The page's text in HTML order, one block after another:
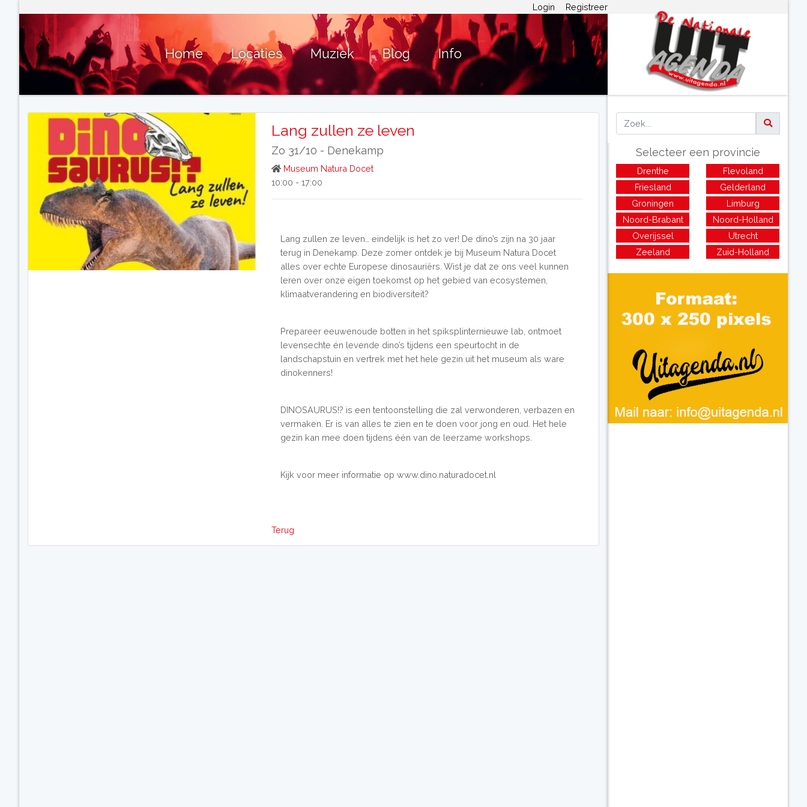
Login Registreer
Home Locaties Muziek Blog Info
Lang zullen ze leven
Zo 31/10 - Denekamp
Museum Natura Docet
10:00 - 17:00
Lang zullen ze leven… eindelijk is het zo ver! De dino’s zijn na 30 jaar
terug in Denekamp. Deze zomer ontdek je bij Museum Natura Docet
alles over echte Europese dinosauriërs. Wist je dat ze ons veel kunnen
leren over onze eigen toekomst op het gebied van ecosystemen,
klimaatverandering en biodiversiteit?
Prepareer eeuwenoude botten in het spiksplinternieuwe lab, ontmoet
levensechte én levende dino’s tijdens een speurtocht in de
landschapstuin en vertrek met het hele gezin uit het museum als ware
dinokenners!
DINOSAURUS!? is een tentoonstelling die zal verwonderen, verbazen en
vermaken. Er is van alles te zien en te doen voor jong en oud. Het hele
gezin kan mee doen tijdens één van de leerzame workshops.
Kijk voor meer informatie op www.dino.naturadocet.nl
Terug
Selecteer een provincie
Drenthe
Flevoland
Friesland
Gelderland
Groningen
Limburg
Noord-Brabant
Noord-Holland
Overijssel
Utrecht
Zeeland
Zuid-Holland